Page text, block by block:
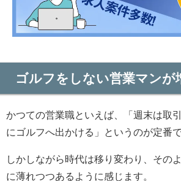
ゴルフをしない営業マンが
かつての営業職といえば、「週末は取
にゴルフへ出かける」というのが定番で
しかしながら時代は移り変わり、その
に薄れつつあるように感じます。